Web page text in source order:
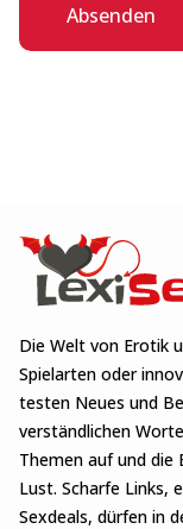
Absenden
Die Welt von Erotik
Spielarten oder
testen Neues und
verständlichen
Themen auf und
Lust. Scharfe Links,
Sexdeals, dürfen in